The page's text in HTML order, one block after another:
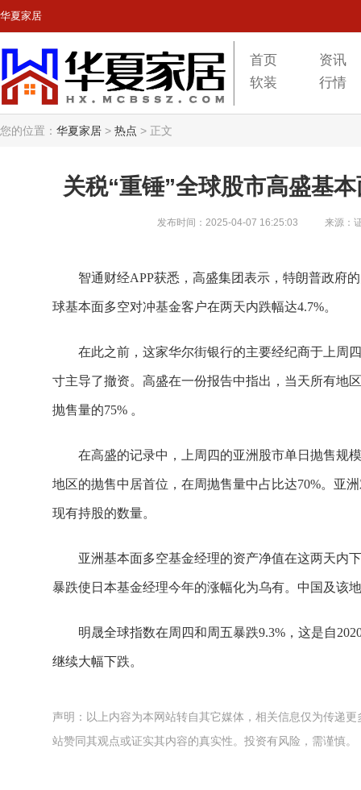
华夏家居
首页
资讯
软装
行情
您的位置： 华夏家居 > 热点 > 正文
关税“重锤”全球股市高盛基
发布时间：2025-04-07 16:25:03 来源：
智通财经APP获悉，高盛集团表示，特朗普政府
球基本面多空对冲基金客户在两天内跌幅达4.7%。
在此之前，这家华尔街银行的主要经纪商于上周
寸主导了撤资。高盛在一份报告中指出，当天所有地
抛售量的75% 。
在高盛的记录中，上周四的亚洲股市单日抛售规
地区的抛售中居首位，在周抛售量中占比达70%。亚
现有持股的数量。
亚洲基本面多空基金经理的资产净值在这两天内
暴跌使日本基金经理今年的涨幅化为乌有。中国及该
明晟全球指数在周四和周五暴跌9.3%，这是自
继续大幅下跌。
声明：以上内容为本网站转自其它媒体，相关信息仅为传递
站赞同其观点或证实其内容的真实性。投资有风险，需谨慎。